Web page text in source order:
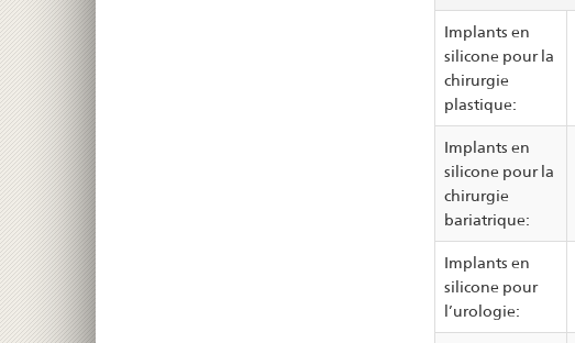
Implants en
silicone pour la
chirurgie
plastique:
Implants en
silicone pour la
chirurgie
bariatrique:
Implants en
silicone pour
l’urologie: